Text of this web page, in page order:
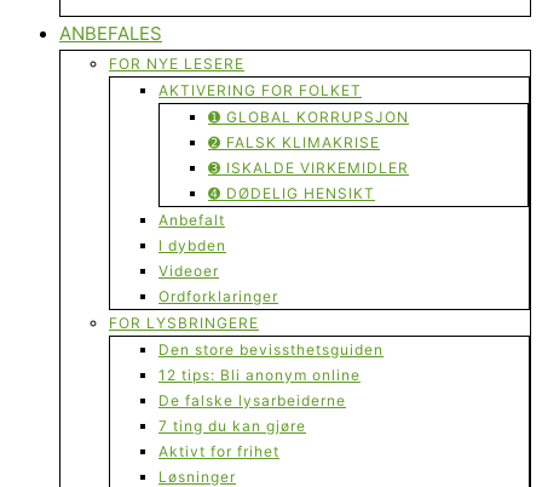
ANBEFALES
FOR NYE LESERE
AKTIVERING FOR FOLKET
➊ GLOBAL KORRUPSJON
➋ FALSK KLIMAKRISE
➌ ISKALDE VIRKEMIDLER
➍ DØDELIG HENSIKT
Anbefalt
I dybden
Videoer
Ordforklaringer
FOR LYSBRINGERE
Den store bevissthetsguiden
12 tips: Bli anonym online
De falske lysarbeiderne
7 ting du kan gjøre
Aktivt for frihet
Løsninger